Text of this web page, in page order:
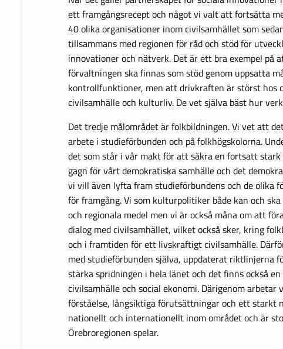
ett framgångsrecept och något vi valt att fortsätta
40 olika organisationer inom civilsamhället som
tillsammans med regionen för råd och stöd för
innovationer och nätverk. Det är ett bra exempel på
förvaltningen ska finnas som stöd genom uppsatta
kontrollfunktioner, men att drivkraften är störst hos
civilsamhälle och kulturliv. De vet själva bäst hur
Det tredje målområdet är folkbildningen. Vi vet att
arbete i studieförbunden och på folkhögskolorna.
det som står i vår makt för att säkra en fortsatt
gagn för vårt demokratiska samhälle och det
vi vill även lyfta fram studieförbundens och de olika
för framgång. Vi som kulturpolitiker både kan och
och regionala medel men vi är också måna om att
dialog med civilsamhället, vilket också sker, kring
och i framtiden för ett livskraftigt civilsamhälle.
med studieförbunden själva, uppdaterat riktlinjerna
stärka spridningen i hela länet och det finns också
civilsamhälle och social ekonomi. Därigenom arbetar
förståelse, långsiktiga förutsättningar och ett starkt
nationellt och internationellt inom området och är
Örebroregionen spelar.